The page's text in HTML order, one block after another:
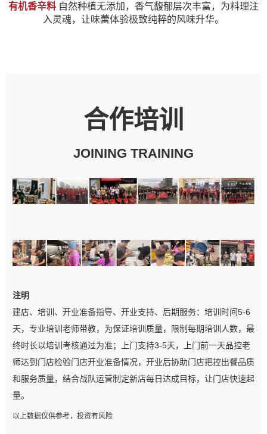
有机香辛料 自然种植无添加，香气馥郁层次丰富，为料理注
入灵魂，让味蕾体验极致纯粹的风味升华。
合作培训
JOINING TRAINING
注明
建店、培训、开业准备指导、开业支持、后期服务：培训时间5-6
天，专业培训老师带教，为保证培训质量，限制每期培训人数，最
终时长以培训考核通过为准；上门支持3-5天，上门前一天品控老
师达到门店检验门店开业准备情况，开业后协助门店把控出餐品质
和服务质量，结合战队运营制定新店每日达成目标，让门店快速起
量。
以上数据仅供参考，投资有风险